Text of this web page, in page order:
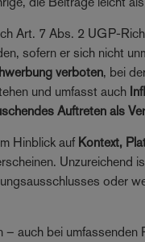
Art. 7 Abs. 2 UGP-
sofern er sich nicht
verboten, bei
und umfasst auch
Auftreten als
Hinblick auf Kontext,
Unzureichend
oder
– auch bei umfassenden